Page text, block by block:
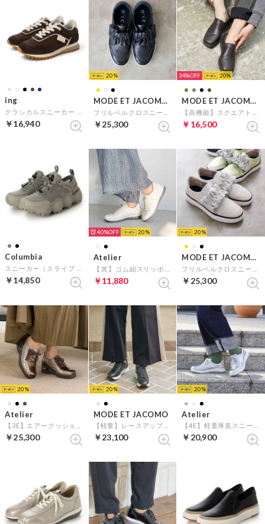
ing
￥16,940
20
MODE ET JACOMO D'ICI
￥25,300
34% 20
MODE ET JACOMO D'ICI
￥16,500
Columbia
￥14,850
40% 20
Atelier
￥11,880
20
MODE ET JACOMO D'ICI
￥25,300
20
Atelier
￥25,300
20
MODE ET JACOMO
￥23,100
20
Atelier
￥20,900